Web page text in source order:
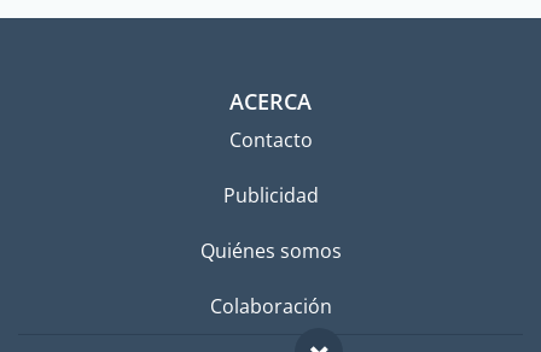
ACERCA
Contacto
Publicidad
Quiénes somos
Colaboración